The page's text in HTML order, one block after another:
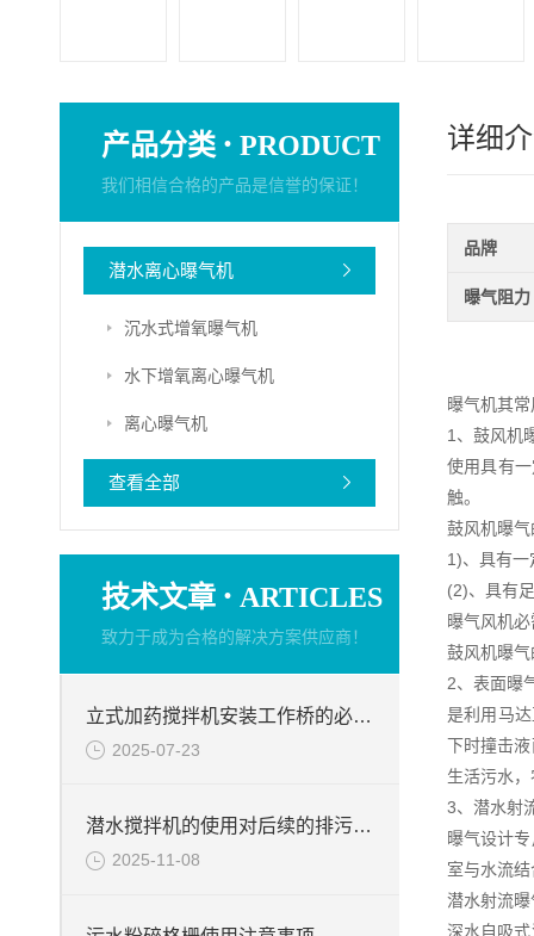
产品分类 · PRODUCT
我们相信合格的产品是信誉的保证！
潜水离心曝气机
沉水式增氧曝气机
水下增氧离心曝气机
离心曝气机
查看全部
技术文章 · ARTICLES
致力于成为合格的解决方案供应商！
立式加药搅拌机安装工作桥的必要性
2025-07-23
潜水搅拌机的使用对后续的排污提高效果
2025-11-08
详细
品牌
曝气阻力
曝气机其
1、鼓风机
使用具有
触。
鼓风机曝
1)、具有
(2)、具有
曝气风机
鼓风机曝
2、表面曝
是利用马
下时撞击
生活污水
3、潜水射
曝气设计
室与水流
潜水射流
深水自吸